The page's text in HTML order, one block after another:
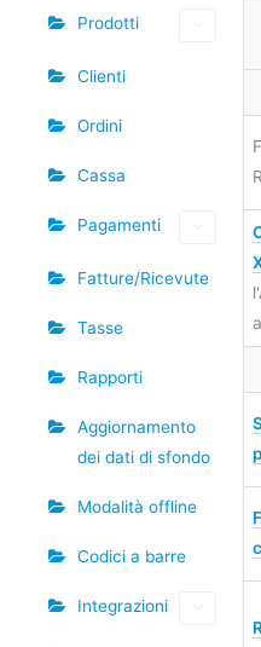
Prodotti
Clienti
Ordini
Cassa
Pagamenti
Fatture/Ricevute
Tasse
Rapporti
Aggiornamento
dei dati di sfondo
Modalità offline
Codici a barre
Integrazioni